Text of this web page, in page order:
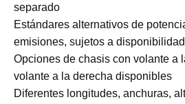
separado
Estándares alternativos de
emisiones, sujetos a
Opciones de chasis con volante a
volante a la derecha disponibles
Diferentes longitudes, anchuras,